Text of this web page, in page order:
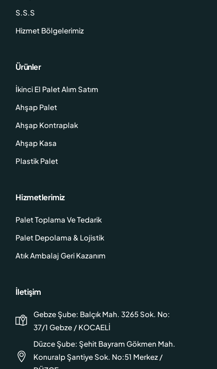
S.S.S
Hizmet Bölgelerimiz
Ürünler
İkinci El Palet Alım Satım
Ahşap Palet
Ahşap Kontraplak
Ahşap Kasa
Plastik Palet
Hizmetlerimiz
Palet Toplama Ve Tedarik
Palet Depolama & Lojistik
Atık Ambalaj Geri Kazanım
İletişim
Gebze Şube: Balçık Mah. 3265 Sok. No:
37/1 Gebze / KOCAELİ
Düzce Şube: Şehit Bayram Gökmen Mah.
Konuralp Şantiye Sok. No:51 Merkez /